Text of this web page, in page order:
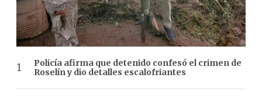
Policía afirma que detenido confesó el crimen de
Roselín y dio detalles escalofriantes